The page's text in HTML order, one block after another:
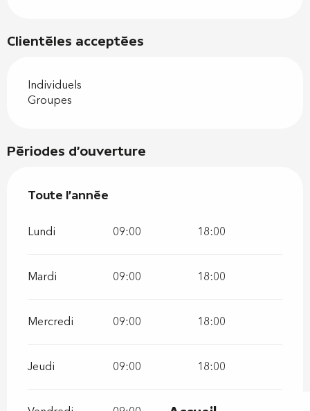
Clientèles acceptées
Individuels
Groupes
Périodes d'ouverture
Toute l'année
Toute l'année
Lundi 09:00 18:00
Mardi 09:00 18:00
Mercredi 09:00 18:00
Jeudi 09:00 18:00